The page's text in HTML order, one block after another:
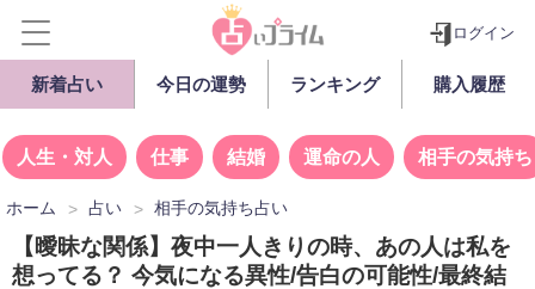
ログイン
新着占い 今日の運勢 ランキング 購入履歴
人生・対人 仕事 結婚 運命の人 相手の気持ち
ホーム 占い 相手の気持ち占い
【曖昧な関係】夜中一人きりの時、あの人は私を
想ってる？ 今気になる異性/告白の可能性/最終結